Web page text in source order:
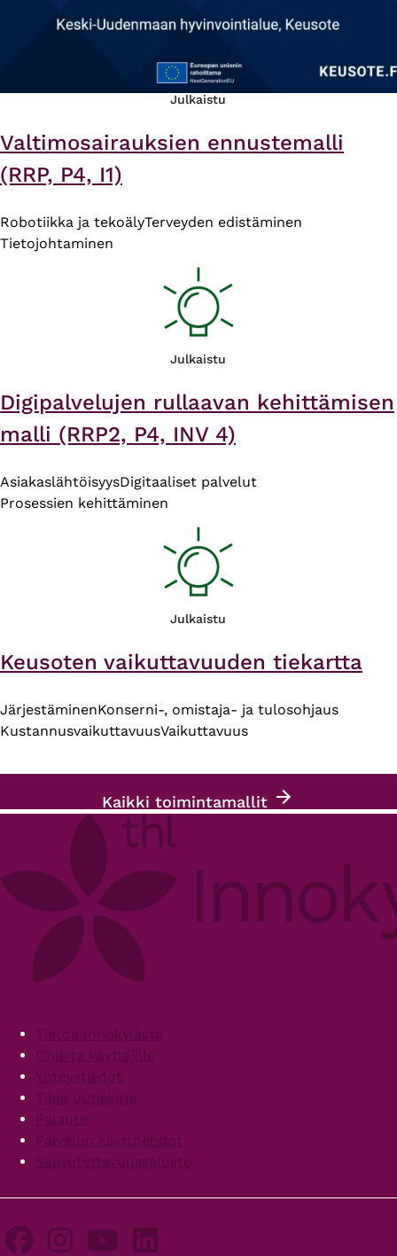
Julkaistu
Valtimosairauksien ennustemalli
(RRP, P4, I1)
Robotiikka ja tekoälyTerveyden edistäminen
Tietojohtaminen
Julkaistu
Digipalvelujen rullaavan kehittämisen
malli (RRP2, P4, INV 4)
AsiakaslähtöisyysDigitaaliset palvelut
Prosessien kehittäminen
Julkaistu
Keusoten vaikuttavuuden tiekartta
JärjestäminenKonserni-, omistaja- ja tulosohjaus
KustannusvaikuttavuusVaikuttavuus
Kaikki toimintamallit
FooterTietoa Innokylästä
Ohjeita käyttäjille
Yhteystiedot
Tilaa uutiskirje
Palaute
Palvelun käyttöehdot
Saavutettavuusseloste